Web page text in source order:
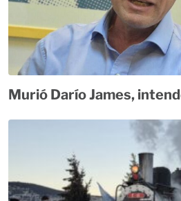
Murió Darío James,